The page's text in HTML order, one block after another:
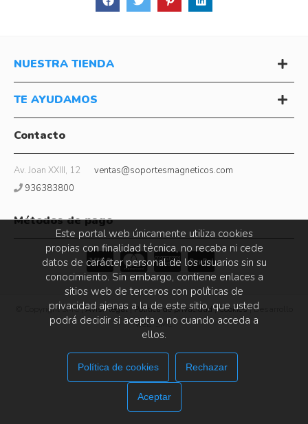
NUESTRA TIENDA
TE AYUDAMOS
Contacto
Av. Joan XXIII, 12
ventas@soportesmagneticos.com
936383800
Métodos de pago
© Copyright SMC |Aviso legal|Política de privacidad|Cookies| Desarrollo
web: SMC
Este portal web únicamente utiliza cookies
propias con finalidad técnica, no recaba ni cede
datos de carácter personal de los usuarios sin su
conocimiento. Sin embargo, contiene enlaces a
sitios web de terceros con políticas de
privacidad ajenas a la de este sitio, que usted
podrá decidir si acepta o no cuando acceda a
ellos.
Política de cookies Rechazar
Aceptar